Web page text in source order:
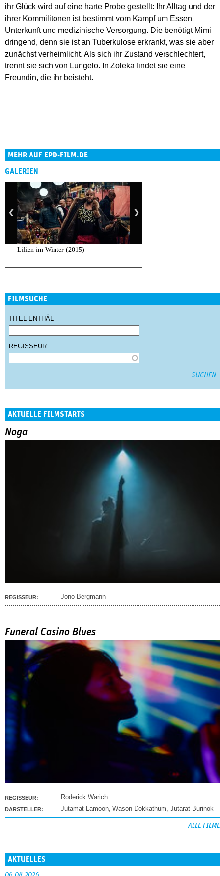
ihr Glück wird auf eine harte Probe gestellt: Ihr Alltag und der
ihrer Kommilitonen ist bestimmt vom Kampf um Essen,
Unterkunft und medizinische Versorgung. Die benötigt Mimi
dringend, denn sie ist an Tuberkulose erkrankt, was sie aber
zunächst verheimlicht. Als sich ihr Zustand verschlechtert,
trennt sie sich von Lungelo. In Zoleka findet sie eine
Freundin, die ihr beisteht.
MEHR AUF EPD-FILM.DE
GALERIEN
Lilien im Winter (2015)
FILMSUCHE
TITEL ENTHÄLT
REGISSEUR
AKTUELLE FILMSTARTS
Noga
REGISSEUR: Jono Bergmann
Funeral Casino Blues
REGISSEUR: Roderick Warich
DARSTELLER: Jutamat Lamoon, Wason Dokkathum, Jutarat Burinok
ALLE FILME
AKTUELLES